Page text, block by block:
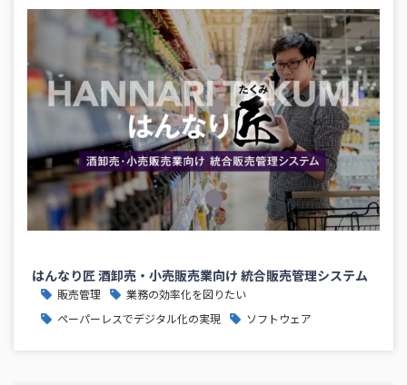
はんなり匠 酒卸売・小売販売業向け 統合販売管理システム
販売管理
業務の効率化を図りたい
ペーパーレスでデジタル化の実現
ソフトウェア